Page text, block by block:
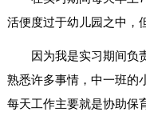
活便度过于幼儿园之中，
因为我是实习期间负
熟悉许多事情，中一班的
每天工作主要就是协助保